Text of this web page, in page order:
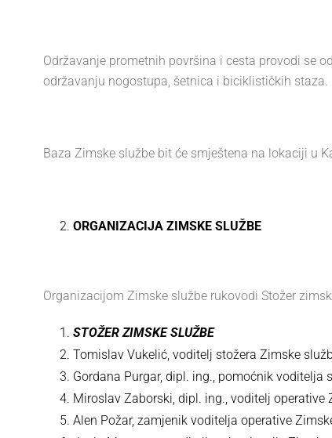
Održavanje prometnih površina i cesta provodi se
održavanju nogostupa, šetnica i biciklističkih staza.
Baza Zimske službe bit će smještena na lokaciji u
ORGANIZACIJA ZIMSKE SLUŽBE
Organizacijom Zimske službe rukovodi Stožer
STOŽER ZIMSKE SLUŽBE
Tomislav Vukelić, voditelj stožera Zimske
Gordana Purgar, dipl. ing., pomoćnik voditelja
Miroslav Zaborski, dipl. ing., voditelj operative
Alen Požar, zamjenik voditelja operative